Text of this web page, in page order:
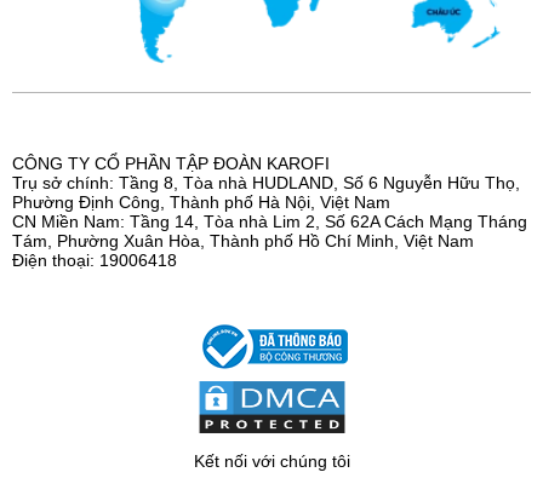
CÔNG TY CỔ PHẦN TẬP ĐOÀN KAROFI
Trụ sở chính: Tầng 8, Tòa nhà HUDLAND, Số 6 Nguyễn Hữu Thọ,
Phường Định Công, Thành phố Hà Nội, Việt Nam
CN Miền Nam: Tầng 14, Tòa nhà Lim 2, Số 62A Cách Mạng Tháng
Tám, Phường Xuân Hòa, Thành phố Hồ Chí Minh, Việt Nam
Điện thoại: 19006418
Kết nối với chúng tôi